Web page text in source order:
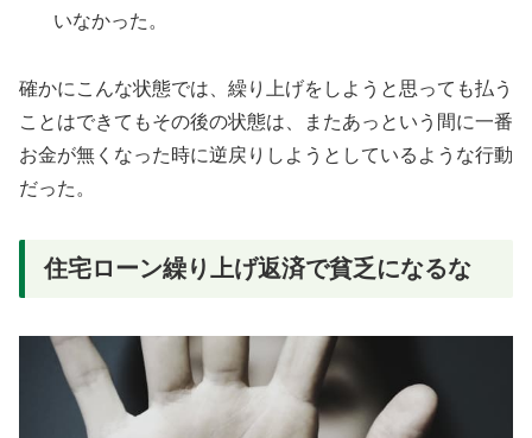
いなかった。
確かにこんな状態では、繰り上げをしようと思っても払う
ことはできてもその後の状態は、またあっという間に一番
お金が無くなった時に逆戻りしようとしているような行動
だった。
住宅ローン繰り上げ返済で貧乏になるな